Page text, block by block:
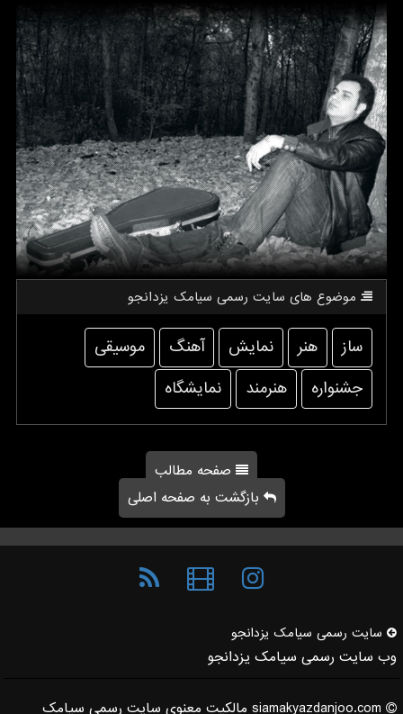
موضوع های سایت رسمی سیامك یزدانجو
ساز هنر نمایش آهنگ
موسیقی
جشنواره
هنرمند نمایشگاه
صفحه مطالب
بازگشت به صفحه اصلی
سایت رسمی سیامك یزدانجو
وب سایت رسمی سیامک یزدانجو
siamakyazdanjoo.com مالکیت معنوی سایت رسمی سیامک